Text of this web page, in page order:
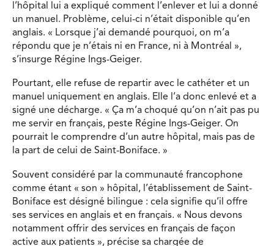
l’hôpital lui a expliqué comment l’enlever et lui a donné
un manuel. Problème, celui-ci n’était disponible qu’en
anglais. « Lorsque j’ai demandé pourquoi, on m’a
répondu que je n’étais ni en France, ni à Montréal »,
s’insurge Régine Ings-Geiger.
Pourtant, elle refuse de repartir avec le cathéter et un
manuel uniquement en anglais. Elle l’a donc enlevé et a
signé une décharge. « Ça m’a choqué qu’on n’ait pas pu
me servir en français, peste Régine Ings-Geiger. On
pourrait le comprendre d’un autre hôpital, mais pas de
la part de celui de Saint-Boniface. »
Souvent considéré par la communauté francophone
comme étant « son » hôpital, l’établissement de Saint-
Boniface est désigné bilingue : cela signifie qu’il offre
ses services en anglais et en français. « Nous devons
notamment offrir des services en français de façon
active aux patients », précise sa chargée de